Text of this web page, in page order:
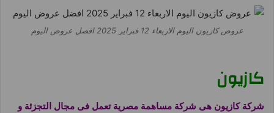
عروض كازيون اليوم الاربعاء 12 فبراير 2025 افضل عروض اليوم
كازيون
شركة كازيون هى شركة مساهمة مصرية تعمل فى مجال التجزئة و